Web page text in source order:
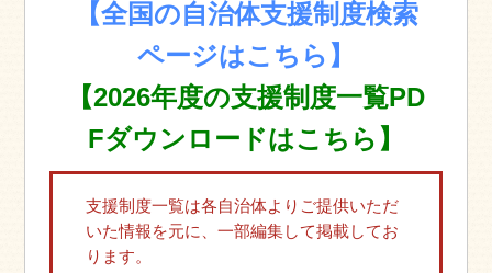
【全国の自治体支援制度検索
ページはこちら】
【2026年度の支援制度一覧PD
Fダウンロードはこちら】
支援制度一覧は各自治体よりご提供いただ
いた情報を元に、一部編集して掲載してお
ります。